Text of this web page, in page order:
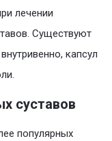
лечении
Существуют
капсул
суставов
популярных